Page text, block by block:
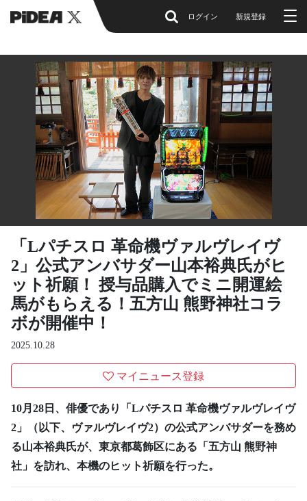
ログイン 新規登録
「Lパチスロ 革命機ヴァルヴレイヴ
2」公式アンバサダー山本裕典氏がヒ
ット祈願！ 授与品購入でミニ開運絵
馬がもらえる！五方山 熊野神社コラ
ボが開催中！
2025.10.28
マイニュース登録
10月28日、俳優であり「Lパチスロ 革命機ヴァルヴレイヴ
2」（以下、ヴァルヴレイヴ2）の公式アンバサダーを務め
る山本裕典氏が、東京都葛飾区にある「五方山 熊野神
社」を訪れ、本機のヒット祈願を行った。